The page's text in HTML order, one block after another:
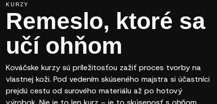
KURZY
Remeslo, ktoré sa
učí ohňom
Kováčske kurzy sú príležitosťou zažiť proces tvorby na
vlastnej koži. Pod vedením skúseného majstra si účastníci
prejdú cestu od surového materiálu až po hotový